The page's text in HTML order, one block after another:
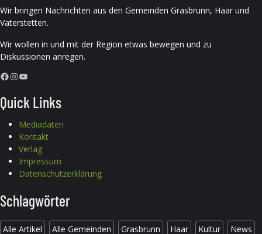
Wir bringen Nachrichten aus den Gemeinden Grasbrunn, Haar und
Vaterstetten.
Wir wollen in und mit der Region etwas bewegen und zu
Diskussionen anregen.
Facebook InstagramYouTube
Quick Links
Mediadaten
Kontakt
Verlag
Impressum
Datenschutzerklärung
Schlagwörter
Alle Artikel Alle Gemeinden Grasbrunn Haar Kultur News